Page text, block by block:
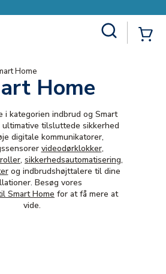
Home
Home
i kategorien indbrud og Smart
ultimative tilsluttede sikkerhed
digitale kommunikatorer,
videodørklokker,
, sikkerhedsautomatisering,
og indbrudshøjttalere til dine
Besøg vores
Smart Home for at få mere at
vide.